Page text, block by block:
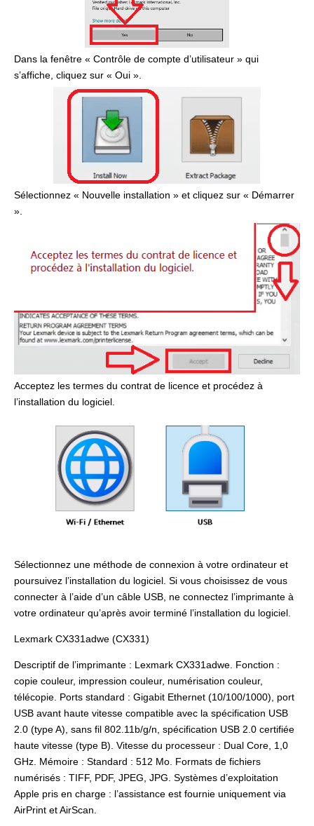
Dans la fenêtre « Contrôle de compte d’utilisateur » qui
s’affiche, cliquez sur « Oui ».
Sélectionnez « Nouvelle installation » et cliquez sur « Démarrer
».
Acceptez les termes du contrat de licence et procédez à
l’installation du logiciel.
Sélectionnez une méthode de connexion à votre ordinateur et
poursuivez l’installation du logiciel. Si vous choisissez de vous
connecter à l’aide d’un câble USB, ne connectez l’imprimante à
votre ordinateur qu’après avoir terminé l’installation du logiciel.
Lexmark CX331adwe (CX331)
Descriptif de l’imprimante : Lexmark CX331adwe. Fonction :
copie couleur, impression couleur, numérisation couleur,
télécopie. Ports standard : Gigabit Ethernet (10/100/1000), port
USB avant haute vitesse compatible avec la spécification USB
2.0 (type A), sans fil 802.11b/g/n, spécification USB 2.0 certifiée
haute vitesse (type B). Vitesse du processeur : Dual Core, 1,0
GHz. Mémoire : Standard : 512 Mo. Formats de fichiers
numérisés : TIFF, PDF, JPEG, JPG. Systèmes d’exploitation
Apple pris en charge : l’assistance est fournie uniquement via
AirPrint et AirScan.